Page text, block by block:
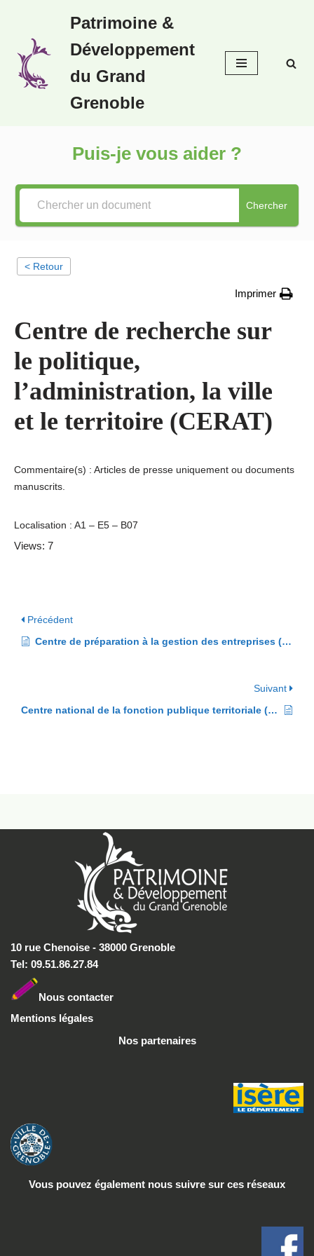
au
contenu
Patrimoine &
Développement
du Grand
Grenoble
Puis-je vous aider ?
Chercher
< Retour
Imprimer
Centre de recherche sur
le politique,
l’administration, la ville
et le territoire (CERAT)
Commentaire(s) : Articles de presse uniquement ou documents
manuscrits.
Localisation : A1 – E5 – B07
Views: 7
Précédent
Centre de préparation à la gestion des entreprises (CPGE)
Suivant
Centre national de la fonction publique territoriale (CNFPT)
10 rue Chenoise - 38000 Grenoble
Tel: 09.51.86.27.84
Nous contacter
Mentions légales
Nos partenaires
Vous pouvez également nous suivre sur ces réseaux